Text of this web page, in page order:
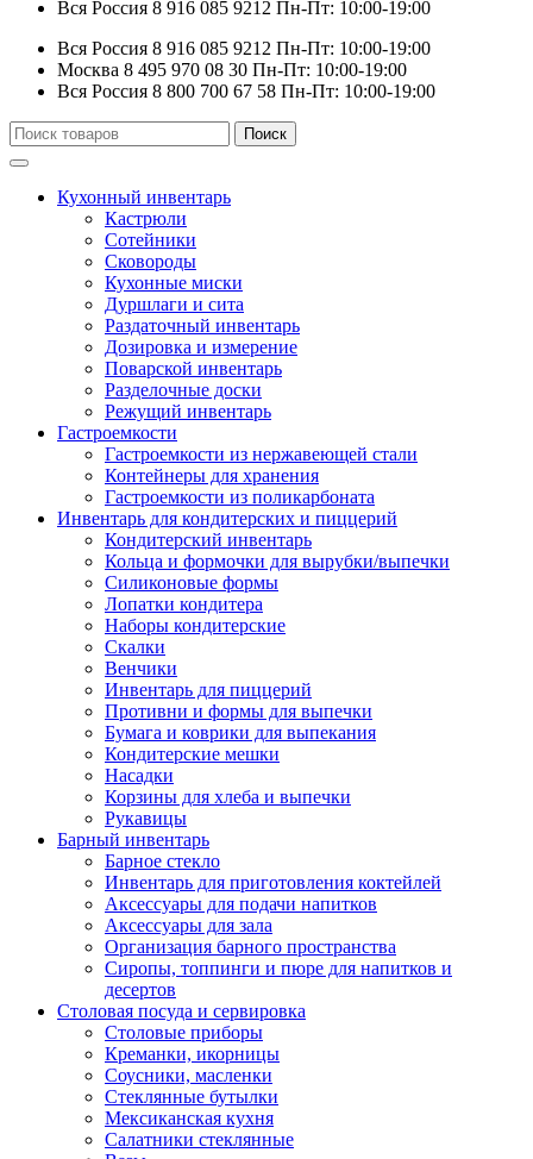
Вся Россия 8 916 085 9212 Пн-Пт: 10:00-19:00
Вся Россия 8 916 085 9212 Пн-Пт: 10:00-19:00
Москва 8 495 970 08 30 Пн-Пт: 10:00-19:00
Вся Россия 8 800 700 67 58 Пн-Пт: 10:00-19:00
Искать:
Поиск
Кухонный инвентарь
Кастрюли
Сотейники
Сковороды
Кухонные миски
Дуршлаги и сита
Раздаточный инвентарь
Дозировка и измерение
Поварской инвентарь
Разделочные доски
Режущий инвентарь
Гастроемкости
Гастроемкости из нержавеющей стали
Контейнеры для хранения
Гастроемкости из поликарбоната
Инвентарь для кондитерских и пиццерий
Кондитерский инвентарь
Кольца и формочки для вырубки/выпечки
Силиконовые формы
Лопатки кондитера
Наборы кондитерские
Скалки
Венчики
Инвентарь для пиццерий
Противни и формы для выпечки
Бумага и коврики для выпекания
Кондитерские мешки
Насадки
Корзины для хлеба и выпечки
Рукавицы
Барный инвентарь
Барное стекло
Инвентарь для приготовления коктейлей
Аксессуары для подачи напитков
Аксессуары для зала
Организация барного пространства
Сиропы, топпинги и пюре для напитков и
десертов
Столовая посуда и сервировка
Столовые приборы
Креманки, икорницы
Соусники, масленки
Стеклянные бутылки
Мексиканская кухня
Салатники стеклянные